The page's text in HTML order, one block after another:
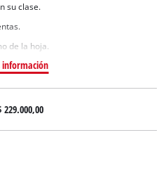
su clase.
de la hoja.
información
229.000,00